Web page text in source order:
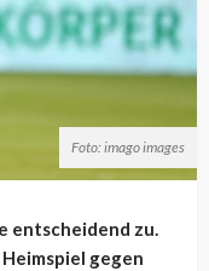
Foto: imago images
entscheidend zu.
gegen